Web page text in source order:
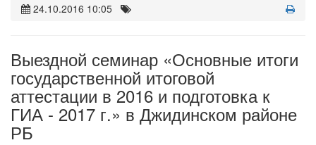
24.10.2016 10:05
Выездной семинар «Основные итоги
государственной итоговой
аттестации в 2016 и подготовка к
ГИА - 2017 г.» в Джидинском районе
РБ